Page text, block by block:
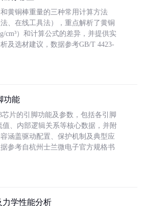
黄铜棒重量的三种常用计算方法
法、在线工具法），重点解析了黄铜
cm³）和计算公式的差异，并提供实
及选材建议，数据参考GB/T 4423-
功能
芯片的引脚功能及参数，包括各引脚
值、内部逻辑关系等核心数据，并附
涵盖驱动配置、保护机制及典型应
参考自杭州士兰微电子官方规格书
力学性能分析